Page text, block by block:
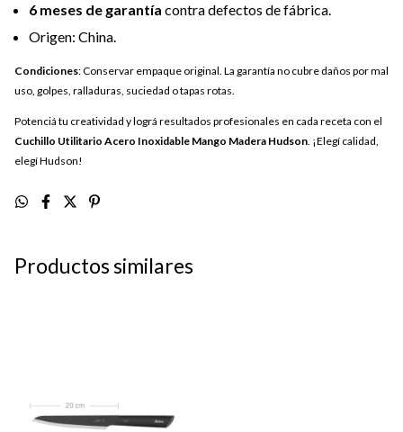
6 meses de garantía contra defectos de fábrica.
Origen: China.
Condiciones: Conservar empaque original. La garantía no cubre daños por mal
uso, golpes, ralladuras, suciedad o tapas rotas.
Potenciá tu creatividad y lográ resultados profesionales en cada receta con el
Cuchillo Utilitario Acero Inoxidable Mango Madera Hudson. ¡Elegí calidad,
elegí Hudson!
Productos similares